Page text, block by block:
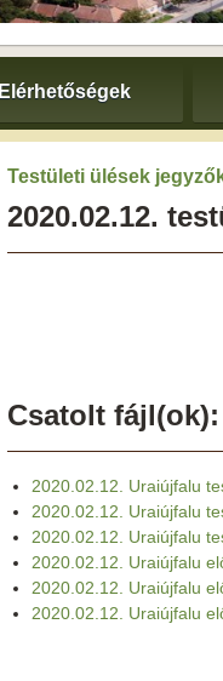
Elérhetőségek
Testületi ülések
2020.02.12.
Csatolt fájl(ok):
2020.02.12. Uraiújfalu
2020.02.12. Uraiújfalu
2020.02.12. Uraiújfalu
2020.02.12. Uraiújfalu
2020.02.12. Uraiújfalu
2020.02.12. Uraiújfalu